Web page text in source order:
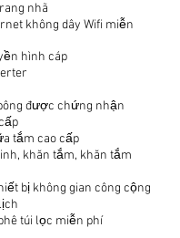
nhã
không dây Wifi miễn
hình cáp
được chứng nhận
tắm cao cấp
khăn tắm, khăn tắm
bị không gian công cộng
túi lọc miễn phí